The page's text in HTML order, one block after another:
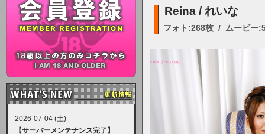
2026-07-04 (土)
【サーバーメンテナンス完了】
Reina / れいな
フォト:268枚 / ムービー